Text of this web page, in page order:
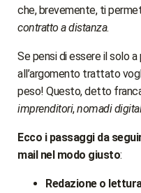
che, brevemente, ti
contratto a distanza.
Se pensi di essere il solo
all’argomento trattato
peso! Questo, detto
imprenditori,nomadi
Ecco i passaggi da
mail nel modo giusto:
Redazione o